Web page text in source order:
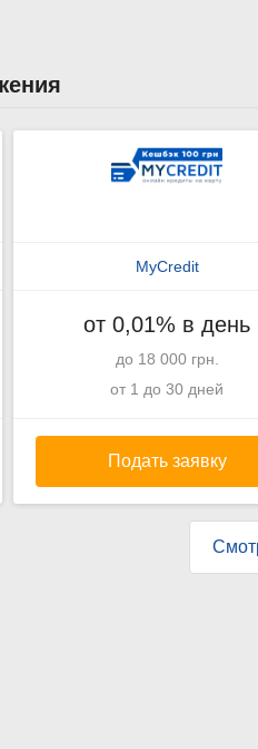
MyCredit
от 0,01% в день
до 18 000 грн.
от 1 до 30 дней
Подать заявку